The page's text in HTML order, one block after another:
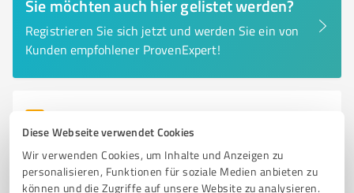
Diese Webseite verwendet Cookies
Wir verwenden Cookies, um Inhalte und Anzeigen zu
personalisieren, Funktionen für soziale Medien anbieten zu
können und die Zugriffe auf unsere Website zu analysieren.
Sie möchten auch hier gelistet werden?
Registrieren Sie sich jetzt und werden Sie ein von
Kunden empfohlener ProvenExpert!
Allgäu GmbH - Gesellschaft für Standort
und Tourismus
Touristeninformation für das Allgäu – Erleben,